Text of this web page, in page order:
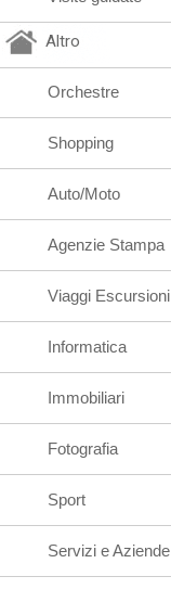
Altro
Orchestre
Shopping
Auto/Moto
Agenzie Stampa
Viaggi Escursioni
Informatica
Immobiliari
Fotografia
Sport
Servizi e Aziende